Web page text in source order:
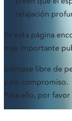
relajación
En esta página
más importante
Siéntase libre de
y sin compromiso.
Para ello, por